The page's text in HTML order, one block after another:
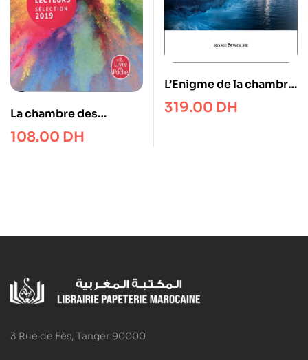
La chambre des
merveilles
108.00 DH
L’Enigme de la chambre
622
319.00 DH
3 Rue de Fès, Tanger 90000